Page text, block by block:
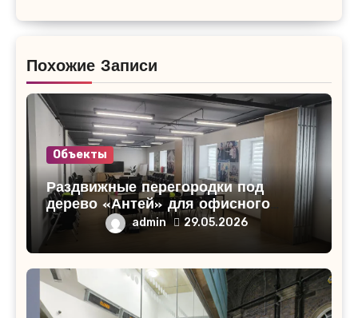
Похожие Записи
Объекты
Раздвижные перегородки под
дерево «Антей» для офисного
помещения в Кирово-Чепецке
admin 29.05.2026